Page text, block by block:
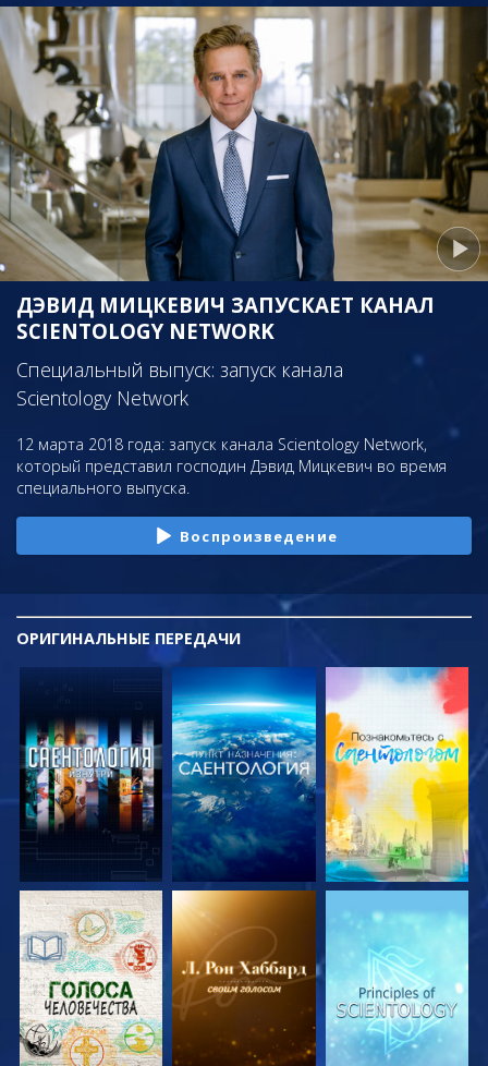
ДЭВИД МИЦКЕВИЧ ЗАПУСКАЕТ КАНАЛ
SCIENTOLOGY NETWORK
Специальный выпуск: запуск канала
Scientology Network
12 марта 2018 года: запуск канала Scientology Network,
который представил господин Дэвид Мицкевич во время
специального выпуска.
Воспроизведение
ОРИГИНАЛЬНЫЕПЕРЕДАЧИ
СМОТРЕТЬ
ПЕРЕДАЧИ
СМОТРЕТЬ
ПЕРЕДАЧИ
СМОТРЕТЬ
ПЕРЕДАЧИ